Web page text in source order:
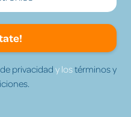
privacidad y lostérminos y